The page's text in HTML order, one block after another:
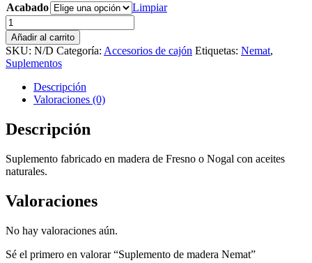
Acabado
Limpiar
Suplemento
de
madera
Nemat
cantidad
Añadir al carrito
SKU: N/D Categoría: Accesorios de cajón Etiquetas: Nemat,
Suplementos
Descripción
Valoraciones (0)
Descripción
Suplemento fabricado en madera de Fresno o Nogal con aceites
naturales.
Valoraciones
No hay valoraciones aún.
Sé el primero en valorar “Suplemento de madera Nemat”